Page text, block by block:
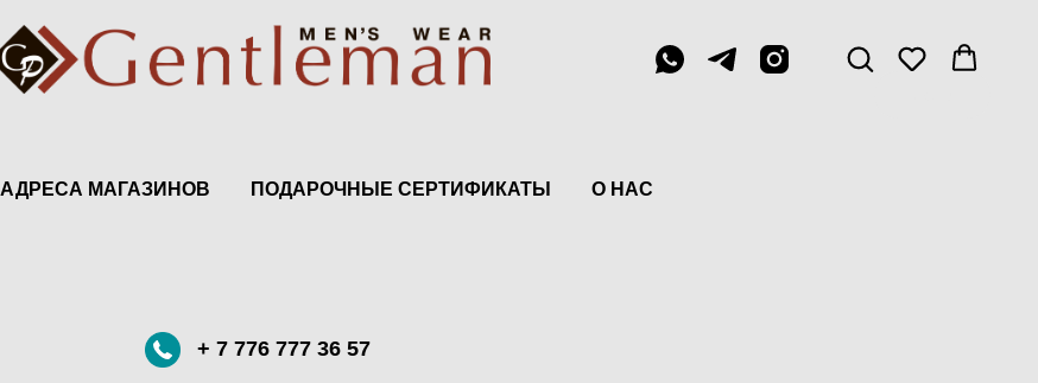
АДРЕСА МАГАЗИНОВ ПОДАРОЧНЫЕ СЕРТИФИКАТЫ О НАС
+ 7 776 777 36 57